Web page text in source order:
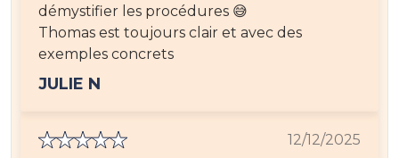
démystifier les procédures 😅
Thomas est toujours clair et avec des
exemples concrets
JULIE N
12/12/2025